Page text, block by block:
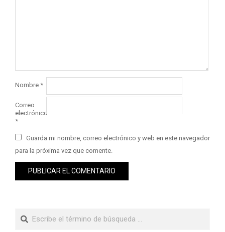
Nombre *
Correo
electrónico
*
Guarda mi nombre, correo electrónico y web en este navegador
para la próxima vez que comente.